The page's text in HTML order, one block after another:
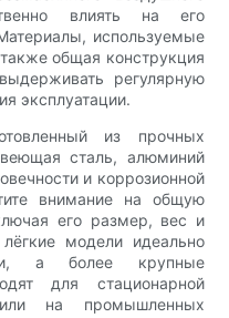
влиять на его
используемые
общая конструкция
регулярную
эксплуатации.
из прочных
сталь, алюминий
и коррозионной
внимание на общую
его размер, вес и
модели идеально
а более крупные
для стационарной
на промышленных